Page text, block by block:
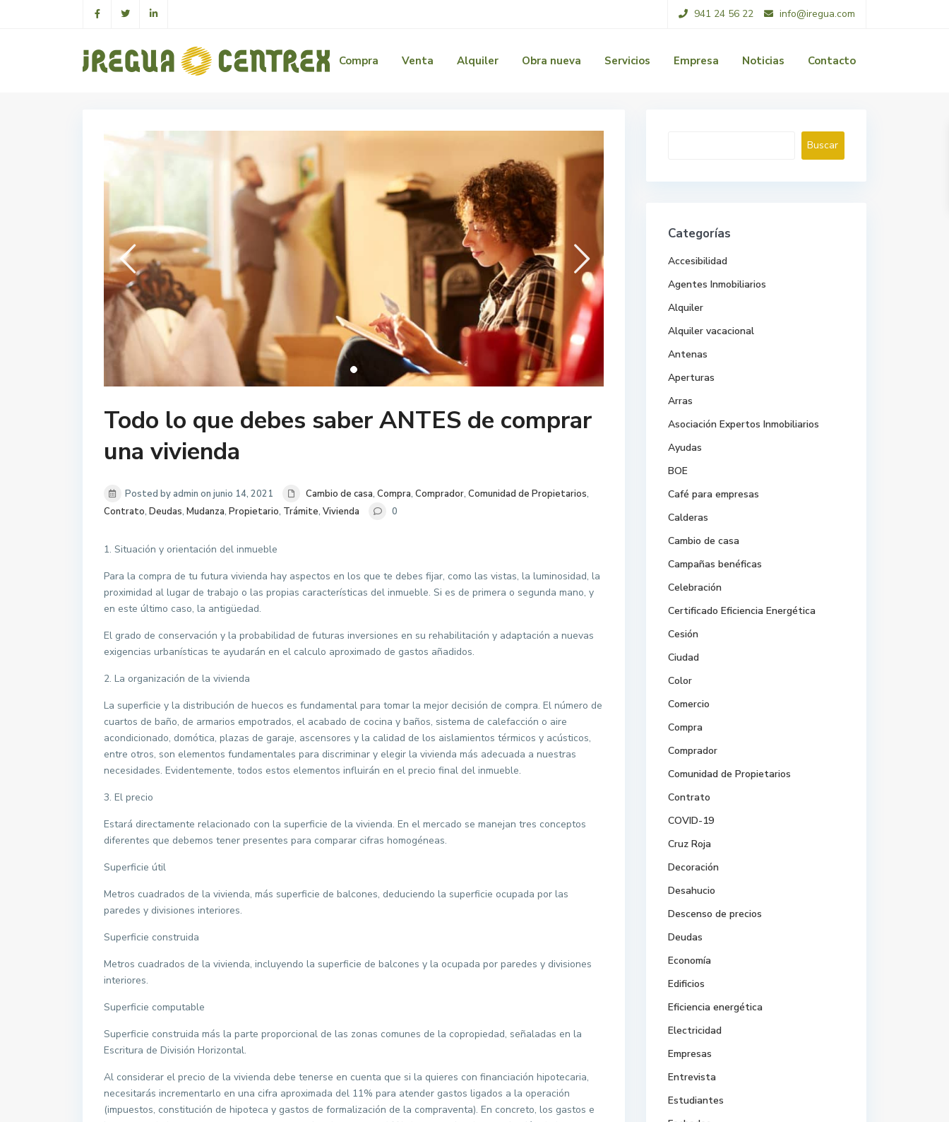
941 24 56 22 info@iregua.com
Compra Venta Alquiler Obra nueva Servicios Empresa Noticias Contacto
Todo lo que debes saber ANTES de comprar
una vivienda
Posted by admin on junio 14, 2021 Cambio de casa, Compra, Comprador, Comunidad de Propietarios,
Contrato, Deudas, Mudanza, Propietario, Trámite, Vivienda 0
1. Situación y orientación del inmueble
Para la compra de tu futura vivienda hay aspectos en los que te debes fijar, como las vistas, la luminosidad, la
proximidad al lugar de trabajo o las propias características del inmueble. Si es de primera o segunda mano, y
en este último caso, la antigüedad.
El grado de conservación y la probabilidad de futuras inversiones en su rehabilitación y adaptación a nuevas
exigencias urbanísticas te ayudarán en el calculo aproximado de gastos añadidos.
2. La organización de la vivienda
La superficie y la distribución de huecos es fundamental para tomar la mejor decisión de compra. El número de
cuartos de baño, de armarios empotrados, el acabado de cocina y baños, sistema de calefacción o aire
acondicionado, domótica, plazas de garaje, ascensores y la calidad de los aislamientos térmicos y acústicos,
entre otros, son elementos fundamentales para discriminar y elegir la vivienda más adecuada a nuestras
necesidades. Evidentemente, todos estos elementos influirán en el precio final del inmueble.
3. El precio
Estará directamente relacionado con la superficie de la vivienda. En el mercado se manejan tres conceptos
diferentes que debemos tener presentes para comparar cifras homogéneas.
Superficie útil
Metros cuadrados de la vivienda, más superficie de balcones, deduciendo la superficie ocupada por las
paredes y divisiones interiores.
Superficie construida
Metros cuadrados de la vivienda, incluyendo la superficie de balcones y la ocupada por paredes y divisiones
interiores.
Superficie computable
Superficie construida más la parte proporcional de las zonas comunes de la copropiedad, señaladas en la
Escritura de División Horizontal.
Al considerar el precio de la vivienda debe tenerse en cuenta que si la quieres con financiación hipotecaria,
necesitarás incrementarlo en una cifra aproximada del 11% para atender gastos ligados a la operación
(impuestos, constitución de hipoteca y gastos de formalización de la compraventa). En concreto, los gastos e
Buscar
Categorías
Accesibilidad
Agentes Inmobiliarios
Alquiler
Alquiler vacacional
Antenas
Aperturas
Arras
Asociación Expertos Inmobiliarios
Ayudas
BOE
Café para empresas
Calderas
Cambio de casa
Campañas benéficas
Celebración
Certificado Eficiencia Energética
Cesión
Ciudad
Color
Comercio
Compra
Comprador
Comunidad de Propietarios
Contrato
COVID-19
Cruz Roja
Decoración
Desahucio
Descenso de precios
Deudas
Economía
Edificios
Eficiencia energética
Electricidad
Empresas
Entrevista
Estudiantes